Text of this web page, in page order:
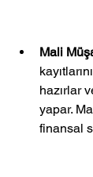
Mali
hazırlar
yapar.
finansal